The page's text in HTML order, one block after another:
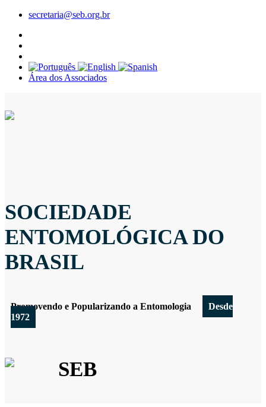
secretaria@seb.org.br
Área dos Associados
SOCIEDADE
ENTOMOLÓGICA DO
BRASIL
Promovendo e Popularizando a Entomologia
Desde
1972
SEB